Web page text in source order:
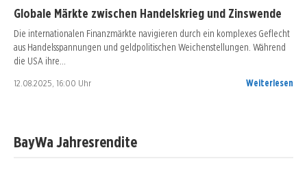
Globale Märkte zwischen Handelskrieg und Zinswende
Die internationalen Finanzmärkte navigieren durch ein komplexes Geflecht
aus Handelsspannungen und geldpolitischen Weichenstellungen. Während
die USA ihre…
12.08.2025, 16:00 Uhr Weiterlesen
BayWa Jahresrendite